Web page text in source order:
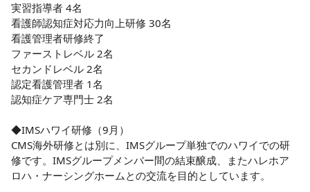
実習指導者 4名
看護師認知症対応力向上研修 30名
看護管理者研修終了
ファーストレベル 2名
セカンドレベル 2名
認定看護管理者 1名
認知症ケア専門士 2名
◆IMSハワイ研修（9月）
CMS海外研修とは別に、IMSグループ単独でのハワイでの研
修です。IMSグループメンバー間の結束醸成、またハレホア
ロハ・ナーシングホームとの交流を目的としています。